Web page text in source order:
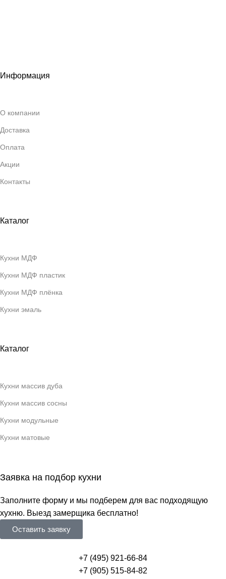
Информация
О компании
Доставка
Оплата
Акции
Контакты
Каталог
Кухни МДФ
Кухни МДФ пластик
Кухни МДФ плёнка
Кухни эмаль
Каталог
Кухни массив дуба
Кухни массив сосны
Кухни модульные
Кухни матовые
Заявка на подбор кухни
Заполните форму и мы подберем для вас подходящую
хухню. Выезд замерщика бесплатно!
Оставить заявку
+7 (495) 921-66-84
+7 (905) 515-84-82